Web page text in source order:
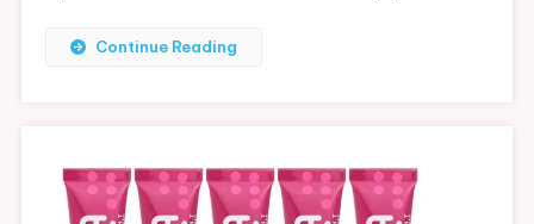
Continue Reading